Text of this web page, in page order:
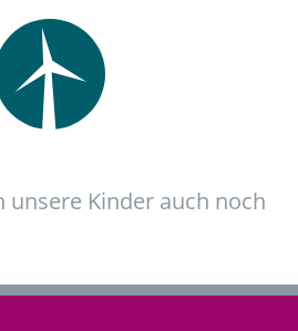
unsere Kinder auch noch